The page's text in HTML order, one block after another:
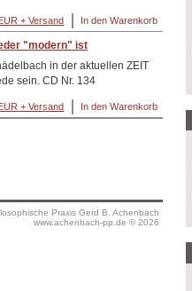
+ Versand
"modern" ist
in der aktuellen ZEIT
sein. CD Nr. 134
+ Versand
Praxis Gerd B. Achenbach
www.achenbach-pp.de © 2026